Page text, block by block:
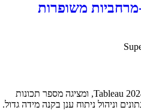
Tableau הכריזה על שחרורו של Tableau 2024.3, ומציגה מספר תכונות
וניהול ניתוח ענן בקנה מידה גדול.